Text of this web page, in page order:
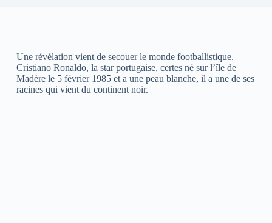
Une révélation vient de secouer le monde footballistique.
Cristiano Ronaldo, la star portugaise, certes né sur l’île de
Madère le 5 février 1985 et a une peau blanche, il a une de ses
racines qui vient du continent noir.